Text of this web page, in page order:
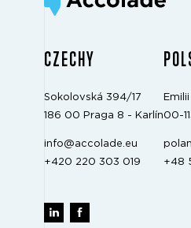
CZECHY
Sokolovská 394/17
186 00 Praga 8 - Karlín
info@accolade.eu
+420 220 303 019
00-
+48